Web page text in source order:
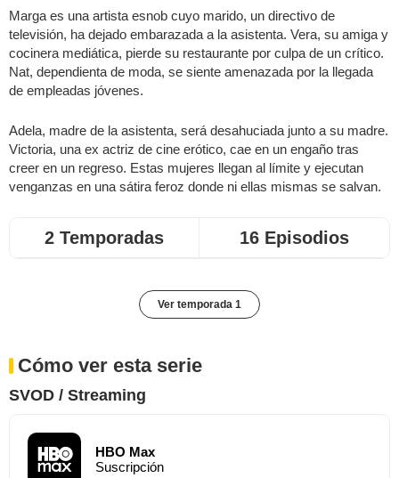
Marga es una artista esnob cuyo marido, un directivo de
televisión, ha dejado embarazada a la asistenta. Vera, su amiga y
cocinera mediática, pierde su restaurante por culpa de un crítico.
Nat, dependienta de moda, se siente amenazada por la llegada
de empleadas jóvenes.
Adela, madre de la asistenta, será desahuciada junto a su madre.
Victoria, una ex actriz de cine erótico, cae en un engaño tras
creer en un regreso. Estas mujeres llegan al límite y ejecutan
venganzas en una sátira feroz donde ni ellas mismas se salvan.
2 Temporadas 16 Episodios
Ver temporada 1
Cómo ver esta serie
SVOD / Streaming
HBO Max
Suscripción